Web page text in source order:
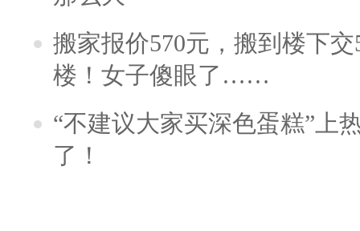
搬家报价570元，搬到楼下
楼！女子傻眼了……
“不建议大家买深色蛋糕”上
了！